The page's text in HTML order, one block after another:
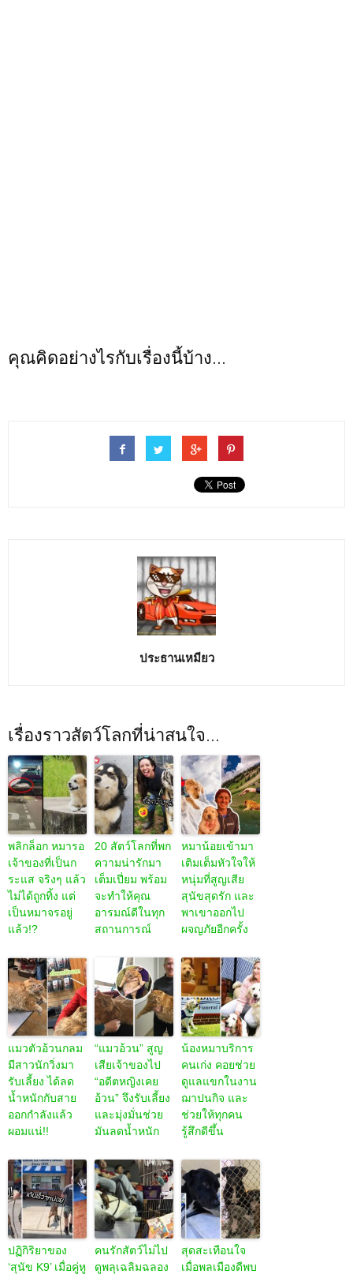
คุณคิดอย่างไรกับเรื่องนี้บ้าง...
ประธานเหมียว
เรื่องราวสัตว์โลกที่น่าสนใจ...
พลิกล็อก หมารอ
เจ้าของที่เป็นก
ระแส จริงๆ แล้ว
ไม่ได้ถูกทิ้ง แต่
เป็นหมาจรอยู่
แล้ว!?
20 สัตว์โลกที่พก
ความน่ารักมา
เต็มเปี่ยม พร้อม
จะทำให้คุณ
อารมณ์ดีในทุก
สถานการณ์
หมาน้อยเข้ามา
เติมเต็มหัวใจให้
หนุ่มที่สูญเสีย
สุนัขสุดรัก และ
พาเขาออกไป
ผจญภัยอีกครั้ง
แมวตัวอ้วนกลม
มีสาวนักวิ่งมา
รับเลี้ยง ได้ลด
น้ำหนักกับสาย
ออกกำลังแล้ว
ผอมแน่!!
“แมวอ้วน” สูญ
เสียเจ้าของไป
“อดีตหญิงเคย
อ้วน” จึงรับเลี้ยง
และมุ่งมั่นช่วย
มันลดน้ำหนัก
น้องหมาบริการ
คนเก่ง คอยช่วย
ดูแลแขกในงาน
ฌาปนกิจ และ
ช่วยให้ทุกคน
รู้สึกดีขึ้น
ปฏิกิริยาของ
‘สุนัข K9’ เมื่อคู่หู
คนรักสัตว์ไม่ไป
ดูพลุเฉลิมฉลอง
สุดสะเทือนใจ
เมื่อพลเมืองดีพบ